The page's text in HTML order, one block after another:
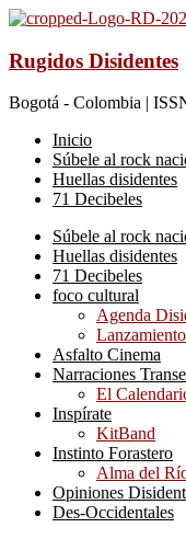
Rugidos Disidentes
Bogotá - Colombia |
Inicio
Súbele al rock
Huellas disidentes
71 Decibeles
Súbele al rock
Huellas disidentes
71 Decibeles
foco cultural
Agenda
Asfalto Cinema
Narraciones
El
Inspírate
KitBand
Instinto Forastero
Alma del
Opiniones
Des-Occidentales